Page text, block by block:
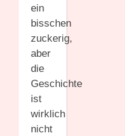
ein
bisschen
zuckerig,
aber
die
Geschichte
ist
wirklich
nicht